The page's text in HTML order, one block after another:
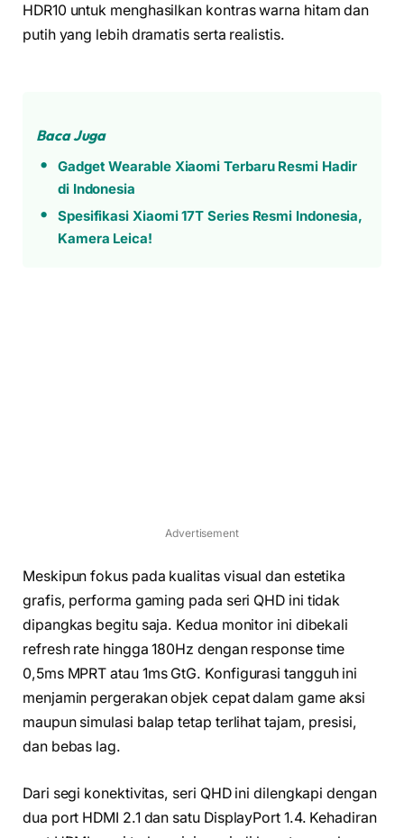
HDR10 untuk menghasilkan kontras warna hitam dan
putih yang lebih dramatis serta realistis.
Baca Juga
Gadget Wearable Xiaomi Terbaru Resmi Hadir
di Indonesia
Spesifikasi Xiaomi 17T Series Resmi Indonesia,
Kamera Leica!
Advertisement
Meskipun fokus pada kualitas visual dan estetika
grafis, performa gaming pada seri QHD ini tidak
dipangkas begitu saja. Kedua monitor ini dibekali
refresh rate hingga 180Hz dengan response time
0,5ms MPRT atau 1ms GtG. Konfigurasi tangguh ini
menjamin pergerakan objek cepat dalam game aksi
maupun simulasi balap tetap terlihat tajam, presisi,
dan bebas lag.
Dari segi konektivitas, seri QHD ini dilengkapi dengan
dua port HDMI 2.1 dan satu DisplayPort 1.4. Kehadiran